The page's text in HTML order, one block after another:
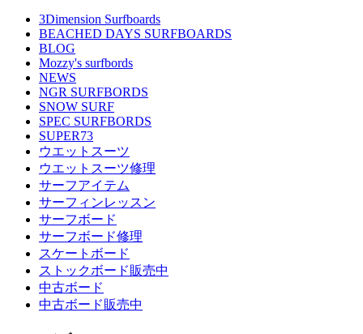
3Dimension Surfboards
BEACHED DAYS SURFBOARDS
BLOG
Mozzy's surfbords
NEWS
NGR SURFBORDS
SNOW SURF
SPEC SURFBORDS
SUPER73
ウエットスーツ
ウエットスーツ修理
サーフアイテム
サーフィンレッスン
サーフボード
サーフボード修理
スケートボード
ストックボード販売中
中古ボード
中古ボード販売中